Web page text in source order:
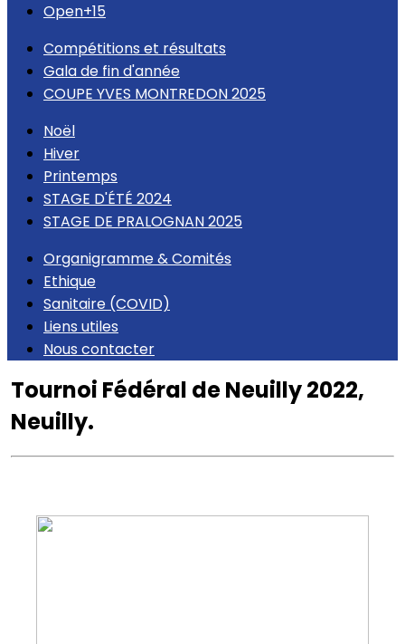
Open+15
Compétitions et résultats
Gala de fin d'année
COUPE YVES MONTREDON 2025
Noël
Hiver
Printemps
STAGE D'ÉTÉ 2024
STAGE DE PRALOGNAN 2025
Organigramme & Comités
Ethique
Sanitaire (COVID)
Liens utiles
Nous contacter
Tournoi Fédéral de Neuilly 2022,
Neuilly.